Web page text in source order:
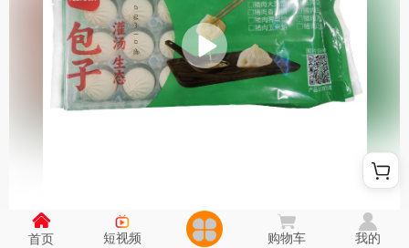
鲜肉大包子懒人速食早餐速冻包点半成品包子馒头荤素肉包子批发
首页 短视频 购物车 我的